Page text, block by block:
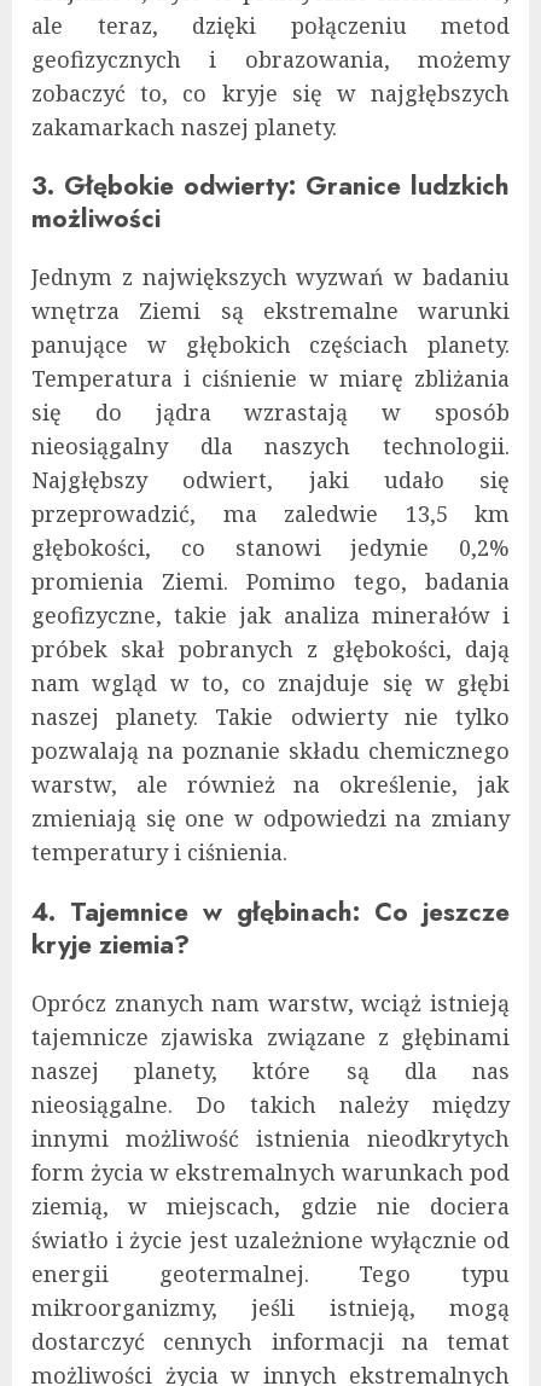
ale teraz, dzięki połączeniu metod
geofizycznych i obrazowania, możemy
zobaczyć to, co kryje się w najgłębszych
zakamarkach naszej planety.
3. Głębokie odwierty: Granice ludzkich
możliwości
Jednym z największych wyzwań w badaniu
wnętrza Ziemi są ekstremalne warunki
panujące w głębokich częściach planety.
Temperatura i ciśnienie w miarę zbliżania
się do jądra wzrastają w sposób
nieosiągalny dla naszych technologii.
Najgłębszy odwiert, jaki udało się
przeprowadzić, ma zaledwie 13,5 km
głębokości, co stanowi jedynie 0,2%
promienia Ziemi. Pomimo tego, badania
geofizyczne, takie jak analiza minerałów i
próbek skał pobranych z głębokości, dają
nam wgląd w to, co znajduje się w głębi
naszej planety. Takie odwierty nie tylko
pozwalają na poznanie składu chemicznego
warstw, ale również na określenie, jak
zmieniają się one w odpowiedzi na zmiany
temperatury i ciśnienia.
4. Tajemnice w głębinach: Co jeszcze
kryje ziemia?
Oprócz znanych nam warstw, wciąż istnieją
tajemnicze zjawiska związane z głębinami
naszej planety, które są dla nas
nieosiągalne. Do takich należy między
innymi możliwość istnienia nieodkrytych
form życia w ekstremalnych warunkach pod
ziemią, w miejscach, gdzie nie dociera
światło i życie jest uzależnione wyłącznie od
energii geotermalnej. Tego typu
mikroorganizmy, jeśli istnieją, mogą
dostarczyć cennych informacji na temat
możliwości życia w innych ekstremalnych